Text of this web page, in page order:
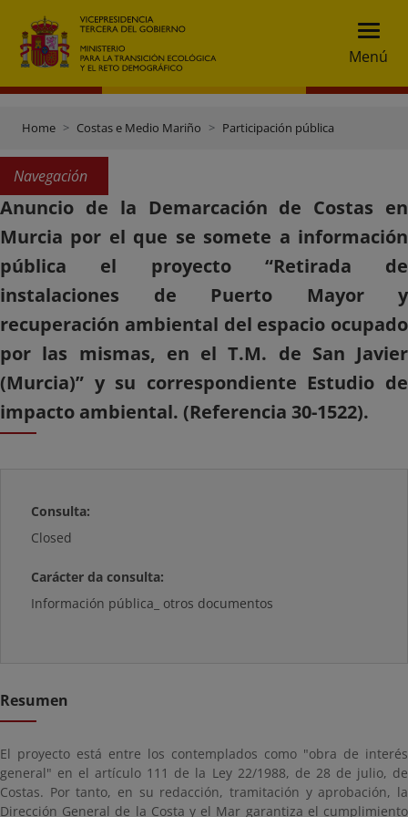
Menú
Home Costas e Medio Mariño Participación pública
Navegación
Anuncio de la Demarcación de Costas en
Murcia por el que se somete a información
pública el proyecto “Retirada de
instalaciones de Puerto Mayor y
recuperación ambiental del espacio ocupado
por las mismas, en el T.M. de San Javier
(Murcia)” y su correspondiente Estudio de
impacto ambiental. (Referencia 30-1522).
Consulta:
Closed
Carácter da consulta:
Información pública_ otros documentos
Resumen
El proyecto está entre los contemplados como "obra de interés
general" en el artículo 111 de la Ley 22/1988, de 28 de julio, de
Costas. Por tanto, en su redacción, tramitación y aprobación, la
Dirección General de la Costa y el Mar garantiza el cumplimiento